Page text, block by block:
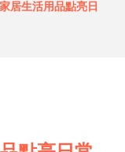
居生活用品點亮日